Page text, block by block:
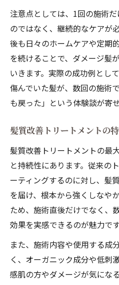
注意点としては、1回の施術
のではなく、継続的なケアが
後も日々のホームケアや定期
を続けることで、ダメージ髪
いきます。実際の成功例とし
傷んでいた髪が、数回の施術
も戻った」という体験談が寄
髪質改善トリートメントの
髪質改善トリートメントの最
と持続性にあります。従来の
ーティングするのに対し、髪
を届け、根本から強くしなや
ため、施術直後だけでなく、
効果を実感できるのが魅力です
また、施術内容や使用する成
く、オーガニック成分や低刺
感肌の方やダメージが気にな